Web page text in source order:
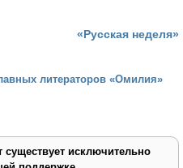
«Русская неделя»
литераторов «Омилия»
исключительно